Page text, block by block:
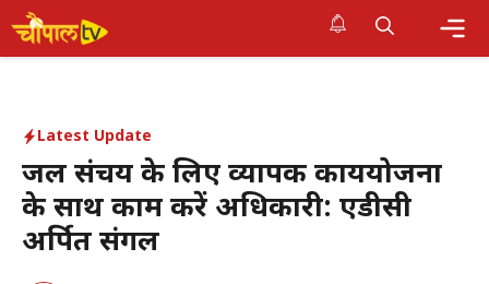
Skip
to
Latest Update
जल संचय के लिए व्यापक कार्ययोजना
के साथ काम करें अधिकारी: एडीसी
अर्पित संगल